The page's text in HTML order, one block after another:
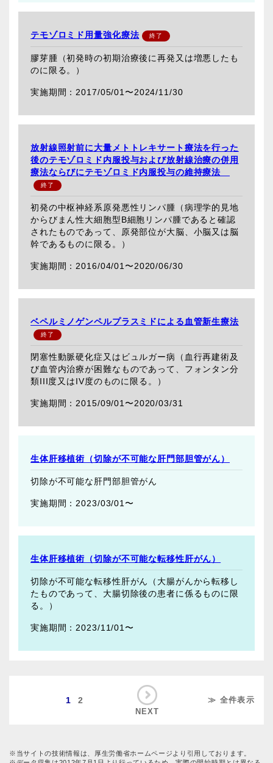
テモゾロミド用量強化療法
膠芽腫（初発時の初期治療後に再発又は増悪したも
のに限る。）
2017/05/01〜2024/11/30
放射線照射前に大量メトトレキサート療法を行った
後のテモゾロミド内服投与および放射線治療の併用
療法ならびにテモゾロミド内服投与の維持療法
初発の中枢神経系原発悪性リンパ腫（病理学的見地
からびまん性大細胞型B細胞リンパ腫であると確認
されたものであって、原発部位が大脳、小脳又は脳
幹であるものに限る。）
2016/04/01〜2020/06/30
ベペルミノゲンペルプラスミドによる血管新生療法
閉塞性動脈硬化症又はビュルガー病（血行再建術及
び血管内治療が困難なものであって、フォンタン分
類III度又はIV度のものに限る。）
2015/09/01〜2020/03/31
生体肝移植術（切除が不可能な肝門部胆管がん）
切除が不可能な肝門部胆管がん
2023/03/01〜
生体肝移植術（切除が不可能な転移性肝がん）
切除が不可能な転移性肝がん（大腸がんから転移し
たものであって、大腸切除後の患者に係るものに限
る。）
2023/11/01〜
1 2
NEXT
≫ 全件表示
※当サイトの技術情報は、厚生労働省ホームページより引用しております。